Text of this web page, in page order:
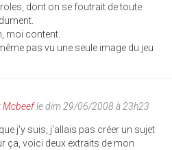
dont on se foutrait de toute
moi content.
pas vu une seule image du jeu
Mcbeefle dim 29/06/2008 à 23h23
j'y suis, j'allais pas créer un sujet
ça, voici deux extraits de mon